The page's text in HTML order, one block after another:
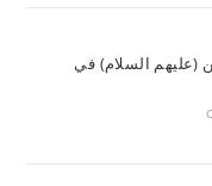
(عليهم السلام) في